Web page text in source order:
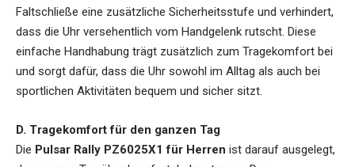
Faltschließe eine zusätzliche Sicherheitsstufe und verhindert,
dass die Uhr versehentlich vom Handgelenk rutscht. Diese
einfache Handhabung trägt zusätzlich zum Tragekomfort bei
und sorgt dafür, dass die Uhr sowohl im Alltag als auch bei
sportlichen Aktivitäten bequem und sicher sitzt.
D. Tragekomfort für den ganzen Tag
Die Pulsar Rally PZ6025X1 für Herren ist darauf ausgelegt,